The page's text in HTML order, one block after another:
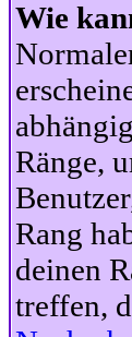
Wie
Ränge,
Rang
deinen
treffen,